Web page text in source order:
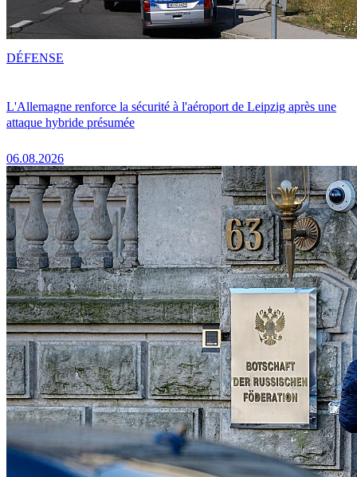
L'Allemagne renforce la sécurité à l'aéroport de Leipzig après une
attaque hybride présumée
06.08.2026
DÉFENSE